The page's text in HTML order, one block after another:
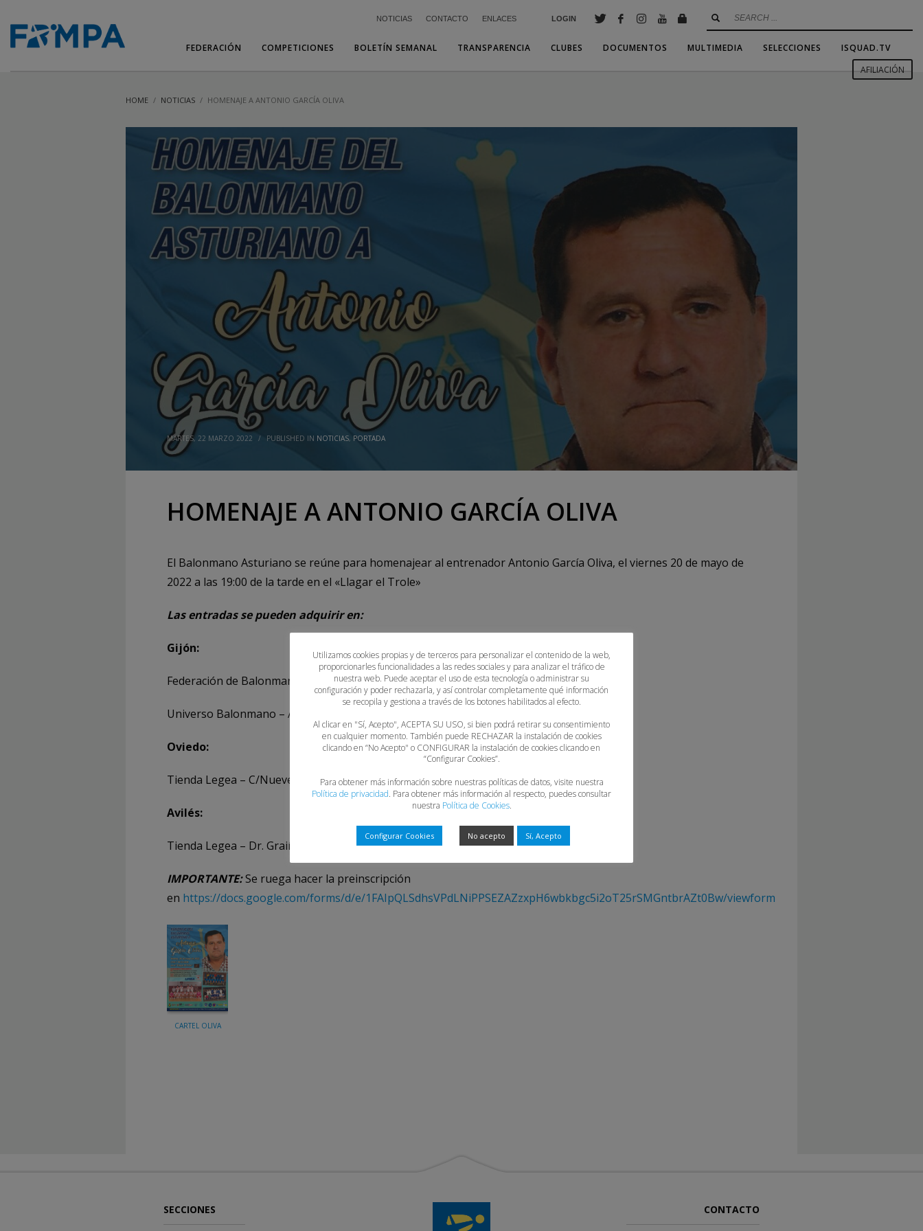
NOTICIAS CONTACTO ENLACES LOGIN
FEDERACIÓN COMPETICIONES BOLETÍN SEMANAL TRANSPARENCIA CLUBES DOCUMENTOS MULTIMEDIA SELECCIONES
ISQUAD.TV
AFILIACIÓN
HOME NOTICIAS HOMENAJE A ANTONIO GARCÍA OLIVA
MARTES, 22 MARZO 2022 / PUBLISHED IN NOTICIAS, PORTADA
HOMENAJE A ANTONIO GARCÍA OLIVA
El Balonmano Asturiano se reúne para homenajear al entrenador Antonio García Oliva, el viernes 20 de mayo de
2022 a las 19:00 de la tarde en el «Llagar el Trole»
Las entradas se pueden adquirir en:
Gijón:
Federación de Balonmano del Principado de Asturias – C/ Espronceda 19 – Bajo
Universo Balonmano – Av. Pablo Iglesias 43
Oviedo:
Tienda Legea – C/Nueve de Mayo 14
Avilés:
Tienda Legea – Dr. Graiño 29
IMPORTANTE:Se ruega hacer la preinscripción
en https://docs.google.com/forms/d/e/1FAIpQLSdhsVPdLNiPPSEZAZzxpH6wbkbgc5i2oT25rSMGntbrAZt0Bw/viewform
CARTEL OLIVA
SECCIONES CONTACTO
Utilizamos cookies propias y de terceros para personalizar el contenido de la web,
proporcionarles funcionalidades a las redes sociales y para analizar el tráfico de
nuestra web. Puede aceptar el uso de esta tecnología o administrar su
configuración y poder rechazarla, y así controlar completamente qué información
se recopila y gestiona a través de los botones habilitados al efecto.
Al clicar en "Sí, Acepto", ACEPTA SU USO, si bien podrá retirar su consentimiento
en cualquier momento. También puede RECHAZAR la instalación de cookies
clicando en “No Acepto" o CONFIGURAR la instalación de cookies clicando en
“Configurar Cookies”.
Para obtener más información sobre nuestras políticas de datos, visite nuestra
Política de privacidad. Para obtener más información al respecto, puedes consultar
nuestra Política de Cookies.
Configurar Cookies No acepto Sí, Acepto